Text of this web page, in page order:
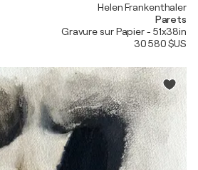
Helen Frankenthaler
Parets
Gravure sur Papier - 51x38in
30 580 $US